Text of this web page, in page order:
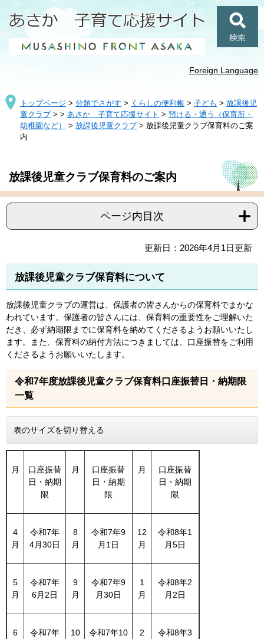
。
て
Foreign Language
トップページ > 分類でさがす > くらしの便利帳 > 子ども > 放課後児
童クラブ> > あさか 子育て応援サイト > 預ける・通う（保育所・
幼稚園など）
> 放課後児童クラブ> 放課後児童クラブ保育料のご案
内
放課後児童クラブ保育料のご案内
ページ内目次
更新日：2026年4月1日更新
放課後児童クラブ保育料について
放課後児童クラブの運営は、保護者の皆さんからの保育料でまかな
われています。保護者の皆さんには、保育料の重要性をご理解いた
だき、必ず納期限までに保育料を納めてくださるようお願いいたし
ます。また、保育料の納付方法につきましては、口座振替をご利用
くださるようお願いいたします。
令和7年度放課後児童クラブ保育料口座振替日・納期限
一覧
表のサイズを切り替える
月
口座振替
日・納期
限
月
口座振替
日・納期
限
月
口座振替
日・納期
限
4
月
令和7年
4月30日
8
月
令和7年9
月1日
12
月
令和8年1
月5日
5
月
令和7年
6月2日
9
月
令和7年9
月30日
1
月
令和8年2
月2日
6
令和7年
10
令和7年10
2
令和8年3